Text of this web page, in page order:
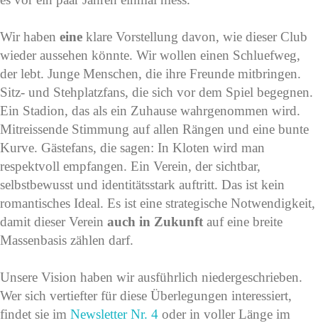
Wir haben eine klare Vorstellung davon, wie dieser Club
wieder aussehen könnte. Wir wollen einen Schluefweg,
der lebt. Junge Menschen, die ihre Freunde mitbringen.
Sitz- und Stehplatzfans, die sich vor dem Spiel begegnen.
Ein Stadion, das als ein Zuhause wahrgenommen wird.
Mitreissende Stimmung auf allen Rängen und eine bunte
Kurve. Gästefans, die sagen: In Kloten wird man
respektvoll empfangen. Ein Verein, der sichtbar,
selbstbewusst und identitätsstark auftritt. Das ist kein
romantisches Ideal. Es ist eine strategische Notwendigkeit,
damit dieser Verein auch in Zukunft auf eine breite
Massenbasis zählen darf.
Unsere Vision haben wir ausführlich niedergeschrieben.
Wer sich vertiefter für diese Überlegungen interessiert,
findet sie im Newsletter Nr. 4 oder in voller Länge im